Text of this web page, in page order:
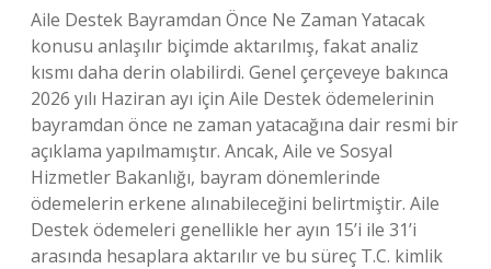
Aile Destek Bayramdan Önce Ne Zaman Yatacak
konusu anlaşılır biçimde aktarılmış, fakat analiz
kısmı daha derin olabilirdi. Genel çerçeveye bakınca
2026 yılı Haziran ayı için Aile Destek ödemelerinin
bayramdan önce ne zaman yatacağına dair resmi bir
açıklama yapılmamıştır. Ancak, Aile ve Sosyal
Hizmetler Bakanlığı, bayram dönemlerinde
ödemelerin erkene alınabileceğini belirtmiştir. Aile
Destek ödemeleri genellikle her ayın 15’i ile 31’i
arasında hesaplara aktarılır ve bu süreç T.C. kimlik